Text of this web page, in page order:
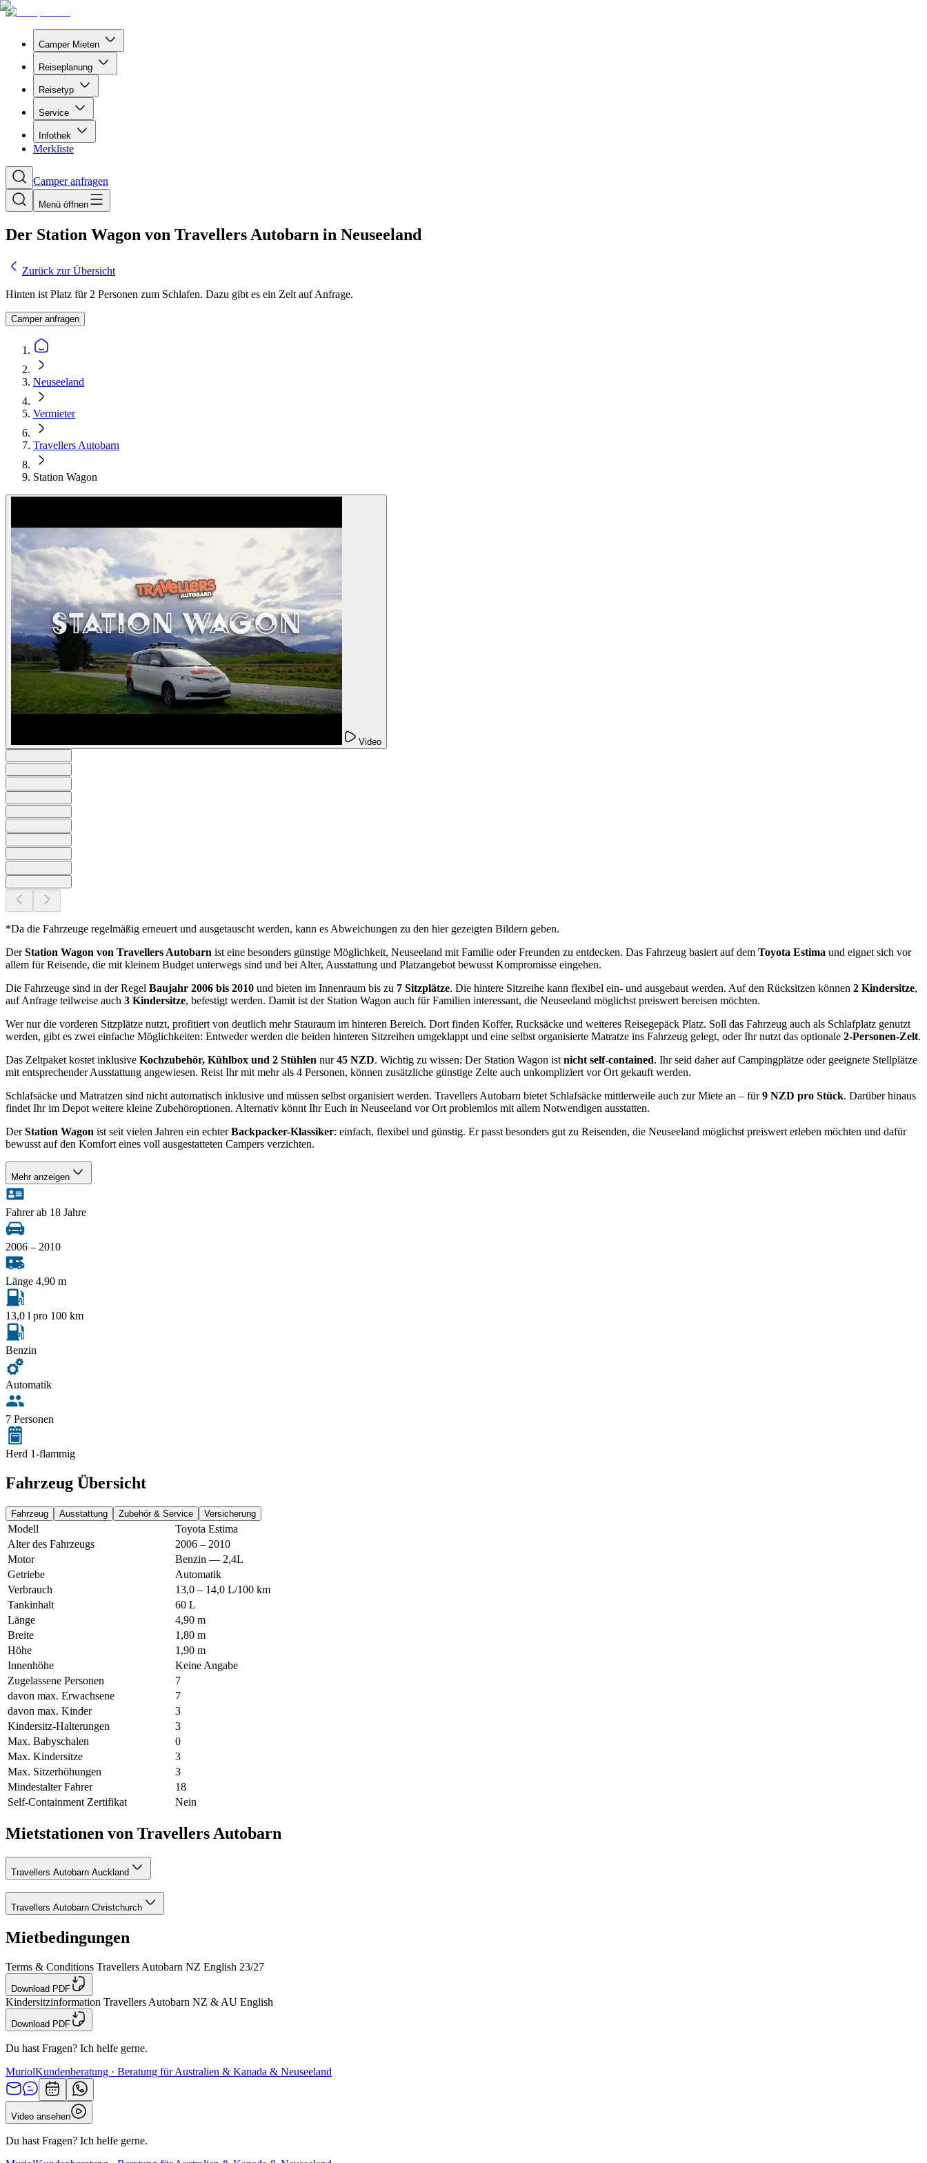
Camper Mieten
Reiseplanung
Reisetyp
Service
Infothek
Merkliste
Camper anfragen
Menü öffnen
Der Station Wagon von Travellers Autobarn in Neuseeland
Zurück zur Übersicht
Hinten ist Platz für 2 Personen zum Schlafen. Dazu gibt es ein Zelt auf Anfrage.
Camper anfragen
Neuseeland
Vermieter
Travellers Autobarn
Station Wagon
Video
*Da die Fahrzeuge regelmäßig erneuert und ausgetauscht werden, kann es Abweichungen zu den hier gezeigten Bildern geben.
DerStation Wagon von Travellers Autobarn ist eine besonders günstige Möglichkeit, Neuseeland mit Familie oder Freunden zu entdecken. Das Fahrzeug basiert auf dem Toyota Estima und eignet sich vor
allem für Reisende, die mit kleinem Budget unterwegs sind und bei Alter, Ausstattung und Platzangebot bewusst Kompromisse eingehen.
Die Fahrzeuge sind in der Regel Baujahr 2006 bis 2010 und bieten im Innenraum bis zu 7 Sitzplätze. Die hintere Sitzreihe kann flexibel ein- und ausgebaut werden. Auf den Rücksitzen können 2 Kindersitze,
auf Anfrage teilweise auch 3 Kindersitze, befestigt werden. Damit ist der Station Wagon auch für Familien interessant, die Neuseeland möglichst preiswert bereisen möchten.
Wer nur die vorderen Sitzplätze nutzt, profitiert von deutlich mehr Stauraum im hinteren Bereich. Dort finden Koffer, Rucksäcke und weiteres Reisegepäck Platz. Soll das Fahrzeug auch als Schlafplatz genutzt
werden, gibt es zwei einfache Möglichkeiten: Entweder werden die beiden hinteren Sitzreihen umgeklappt und eine selbst organisierte Matratze ins Fahrzeug gelegt, oder Ihr nutzt das optionale 2-Personen-Zelt.
Das Zeltpaket kostet inklusive Kochzubehör, Kühlbox und 2 Stühlen nur45 NZD. Wichtig zu wissen: Der Station Wagon ist nicht self-contained. Ihr seid daher auf Campingplätze oder geeignete Stellplätze
mit entsprechender Ausstattung angewiesen. Reist Ihr mit mehr als 4 Personen, können zusätzliche günstige Zelte auch unkompliziert vor Ort gekauft werden.
Schlafsäcke und Matratzen sind nicht automatisch inklusive und müssen selbst organisiert werden. Travellers Autobarn bietet Schlafsäcke mittlerweile auch zur Miete an – für9 NZD pro Stück. Darüber hinaus
findet Ihr im Depot weitere kleine Zubehöroptionen. Alternativ könnt Ihr Euch in Neuseeland vor Ort problemlos mit allem Notwendigen ausstatten.
DerStation Wagon ist seit vielen Jahren ein echterBackpacker-Klassiker: einfach, flexibel und günstig. Er passt besonders gut zu Reisenden, die Neuseeland möglichst preiswert erleben möchten und dafür
bewusst auf den Komfort eines voll ausgestatteten Campers verzichten.
Mehr anzeigen
Fahrer ab 18 Jahre
2006 – 2010
Länge 4,90 m
13,0 l pro 100 km
Benzin
Automatik
7 Personen
Herd 1-flammig
Fahrzeug Übersicht
Fahrzeug Ausstattung Zubehör & Service Versicherung
Modell
Toyota Estima
Alter des Fahrzeugs
2006 – 2010
Motor
Benzin — 2,4L
Getriebe
Automatik
Verbrauch
13,0 – 14,0 L/100 km
Tankinhalt
60 L
Länge
4,90 m
Breite
1,80 m
Höhe
1,90 m
Innenhöhe
Keine Angabe
Zugelassene Personen
7
davon max. Erwachsene
7
davon max. Kinder
3
Kindersitz-Halterungen
3
Max. Babyschalen
0
Max. Kindersitze
3
Max. Sitzerhöhungen
3
Mindestalter Fahrer
18
Self-Containment Zertifikat
Nein
Mietstationen von Travellers Autobarn
Travellers Autobarn Auckland
Travellers Autobarn Christchurch
Mietbedingungen
Terms & Conditions Travellers Autobarn NZ English 23/27
Download PDF
Kindersitzinformation Travellers Autobarn NZ & AU English
Download PDF
Du hast Fragen? Ich helfe gerne.
MuriolKundenberatung · Beratung für Australien & Kanada & Neuseeland
Video ansehen
Du hast Fragen? Ich helfe gerne.